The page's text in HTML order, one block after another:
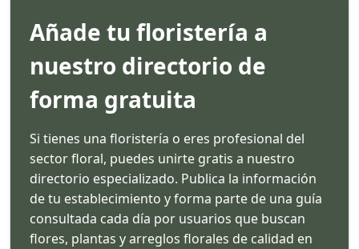
Añade tu floristería a
nuestro directorio de
forma gratuita
Si tienes una floristería o eres profesional del
sector floral, puedes unirte gratis a nuestro
directorio especializado. Publica la información
de tu establecimiento y forma parte de una guía
consultada cada día por usuarios que buscan
flores, plantas y arreglos florales de calidad en